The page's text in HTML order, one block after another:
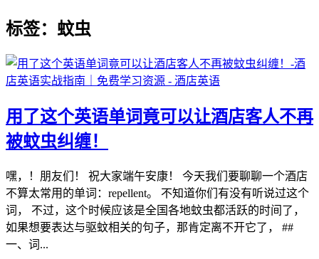
标签：蚊虫
用了这个英语单词竟可以让酒店客人不再
被蚊虫纠缠！
嘿，！朋友们！ 祝大家端午安康！ 今天我们要聊聊一个酒店
不算太常用的单词：repellent。 不知道你们有没有听说过这个
词， 不过，这个时候应该是全国各地蚊虫都活跃的时间了，
如果想要表达与驱蚊相关的句子，那肯定离不开它了， ##
一、词...